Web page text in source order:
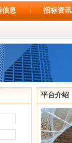
信息 招标资讯
平台介绍